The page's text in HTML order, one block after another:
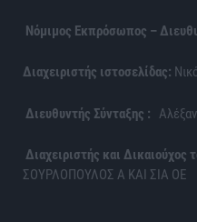
Νόμιμος Εκπρόσωπος –
Διαχειριστής ιστοσελίδας:
Διευθυντής Σύνταξης :
Διαχειριστής και Δικαιούχος
ΣΟΥΡΛΟΠΟΥΛΟΣ Α ΚΑΙ ΣΙΑ ΟΕ